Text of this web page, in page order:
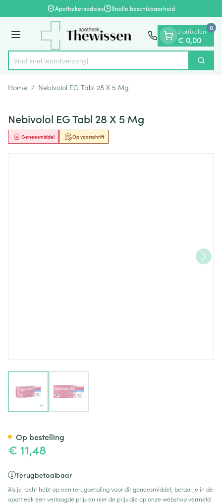
Ga naar de inhoudApothekersadvies Snelle beschikbaarheid
Menu
Product, merk, categorie...
Vind snel wo Zoek
0 artikelen
€ 0,00
0
Home / Nebivolol EG Tabl 28 X 5 Mg
Nebivolol EG Tabl 28 X 5 Mg
Op voorschrift
Geneesmiddel
€ 11,48
Terugbetaalbaar
Als je recht hebt op een terugbetaling voor dit geneesmiddel, betaal je in de
apotheek een verlaagde prijs en niet de prijs die op onze webshop vermeld
Op bestelling